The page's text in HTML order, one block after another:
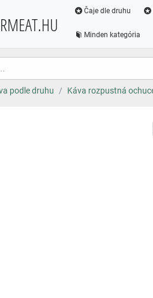
Čaje dle druhu
Minden kategória
podle druhu Káva rozpustná